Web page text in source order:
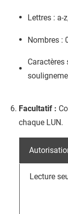
Lettres : a-
Nombres :
Caractères
Facultatif :
chaque LUN.
Lecture